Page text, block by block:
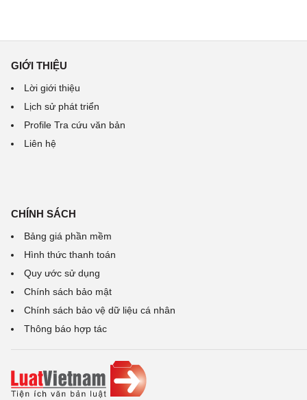
GIỚI THIỆU
Lời giới thiệu
Lịch sử phát triển
Profile Tra cứu văn bản
Liên hệ
CHÍNH SÁCH
Bảng giá phần mềm
Hình thức thanh toán
Quy ước sử dụng
Chính sách bảo mật
Chính sách bảo vệ dữ liệu cá nhân
Thông báo hợp tác